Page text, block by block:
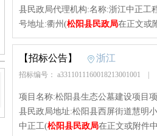
县民政局代理机构:名称:浙江中正工
号地址:衢州(松阳县民政局在正文或
【招标公告】 浙江
招标编号： a3311011160018213001001
项目名称:松阳县生态公墓建设项目
县民政局地址:松阳县西屏街道慧明
中正工(松阳县民政局在正文或附件